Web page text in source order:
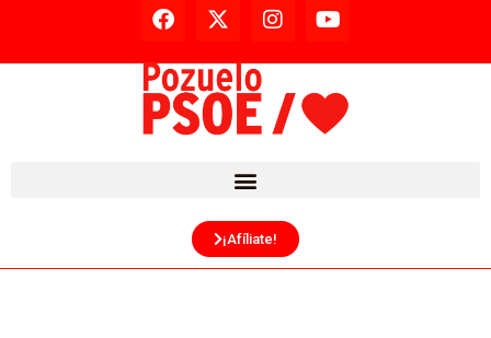
¡Afíliate!